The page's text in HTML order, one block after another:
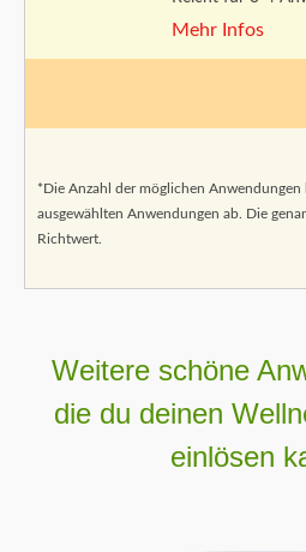
Mehr Infos
*Die Anzahl der möglichen
ausgewählten Anwendungen ab. Die
Richtwert.
Weitere schöne
die du deinen
einlösen